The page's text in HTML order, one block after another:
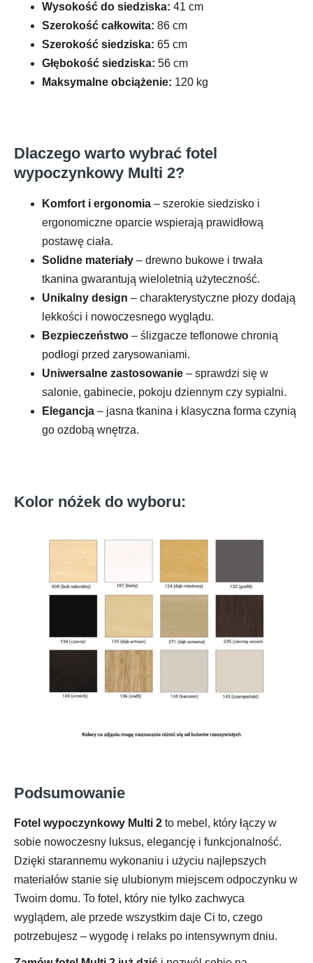
Wysokość do siedziska: 41 cm
Szerokość całkowita: 86 cm
Szerokość siedziska: 65 cm
Głębokość siedziska: 56 cm
Maksymalne obciążenie: 120 kg
Dlaczego warto wybrać fotel
wypoczynkowy Multi 2?
Komfort i ergonomia – szerokie siedzisko i
ergonomiczne oparcie wspierają prawidłową
postawę ciała.
Solidne materiały – drewno bukowe i trwała
tkanina gwarantują wieloletnią użyteczność.
Unikalny design – charakterystyczne płozy dodają
lekkości i nowoczesnego wyglądu.
Bezpieczeństwo – ślizgacze teflonowe chronią
podłogi przed zarysowaniami.
Uniwersalne zastosowanie – sprawdzi się w
salonie, gabinecie, pokoju dziennym czy sypialni.
Elegancja – jasna tkanina i klasyczna forma czynią
go ozdobą wnętrza.
Kolor nóżek do wyboru:
Podsumowanie
Fotel wypoczynkowy Multi 2 to mebel, który łączy w
sobie nowoczesny luksus, elegancję i funkcjonalność.
Dzięki starannemu wykonaniu i użyciu najlepszych
materiałów stanie się ulubionym miejscem odpoczynku w
Twoim domu. To fotel, który nie tylko zachwyca
wyglądem, ale przede wszystkim daje Ci to, czego
potrzebujesz – wygodę i relaks po intensywnym dniu.